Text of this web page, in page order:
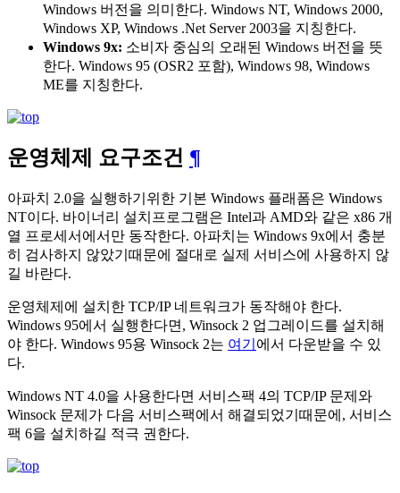
Windows 버전을 의미한다. Windows NT, Windows 2000,
Windows XP, Windows .Net Server 2003을 지칭한다.
Windows 9x: 소비자 중심의 오래된 Windows 버전을 뜻
한다. Windows 95 (OSR2 포함), Windows 98, Windows
ME를 지칭한다.
운영체제 요구조건 ¶
아파치 2.0을 실행하기위한 기본 Windows 플래폼은 Windows
NT이다. 바이너리 설치프로그램은 Intel과 AMD와 같은 x86 개
열 프로세서에서만 동작한다. 아파치는 Windows 9x에서 충분
히 검사하지 않았기때문에 절대로 실제 서비스에 사용하지 않
길 바란다.
운영체제에 설치한 TCP/IP 네트워크가 동작해야 한다.
Windows 95에서 실행한다면, Winsock 2 업그레이드를 설치해
야 한다. Windows 95용 Winsock 2는 여기 에서 다운받을 수 있
다.
Windows NT 4.0을 사용한다면 서비스팩 4의 TCP/IP 문제와
Winsock 문제가 다음 서비스팩에서 해결되었기때문에, 서비스
팩 6을 설치하길 적극 권한다.